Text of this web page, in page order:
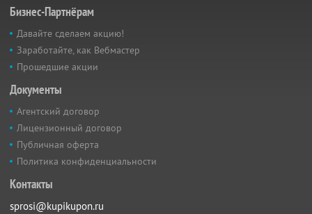
Бизнес-Партнёрам
Давайте сделаем акцию!
Заработайте, как Вебмастер
Прошедшие акции
Документы
Агентский договор
Лицензионный договор
Публичная оферта
Политика конфиденциальности
Контакты
sprosi@kupikupon.ru